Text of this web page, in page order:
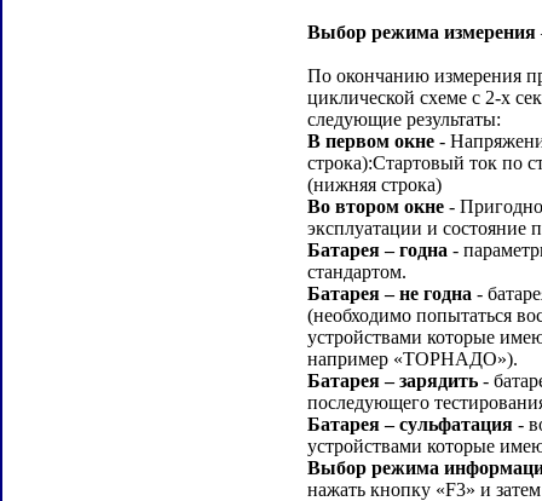
Выбор режима измерения
По окончанию измерения
циклической схеме с 2-х
следующие результаты:
В первом окне -
строка):Стартовый ток по
(нижняя строка)
Во втором окне -
эксплуатации и состояние
Батарея – годна -
стандартом.
Батарея – не годна -
(необходимо попытаться
устройствами которые
например «ТОРНАДО»).
Батарея – зарядить -
последующего
Батарея – сульфатация -
устройствами которые
Выбор режима
нажать кнопку «F3» и